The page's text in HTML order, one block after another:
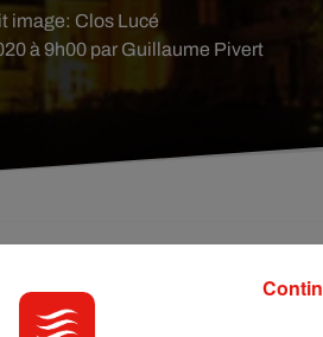
à 9h00 par Guillaume Pivert
image: Clos Lucé
la nuit tombée.